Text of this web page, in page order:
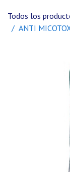
Todos los
ANTI